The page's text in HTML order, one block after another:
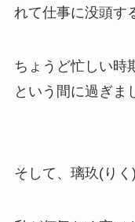
れて仕事に没頭す
ちょうど忙しい時
という間に過ぎま
そして、璃玖(りく